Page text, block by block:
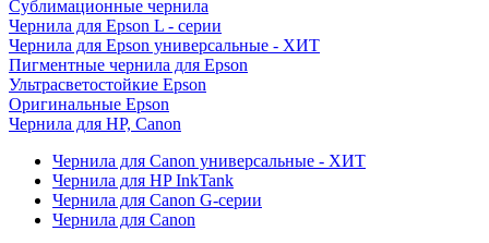
Сублимационные чернила
Чернила для Epson L - серии
Чернила для Epson универсальные - ХИТ
Пигментные чернила для Epson
Ультрасветостойкие Epson
Оригинальные Epson
Чернила для HP, Canon
Чернила для Canon универсальные - ХИТ
Чернила для HP InkTank
Чернила для Canon G-серии
Чернила для Canon